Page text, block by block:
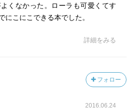
くなかった。ローラも可愛くてす
にこにこできる本でした。
詳細をみる
フォロー
2016.06.24